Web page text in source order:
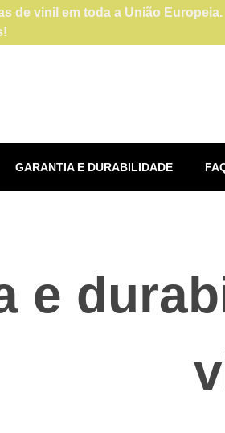
GARANTIA E DURABILIDADE
de vinil em toda a União
e